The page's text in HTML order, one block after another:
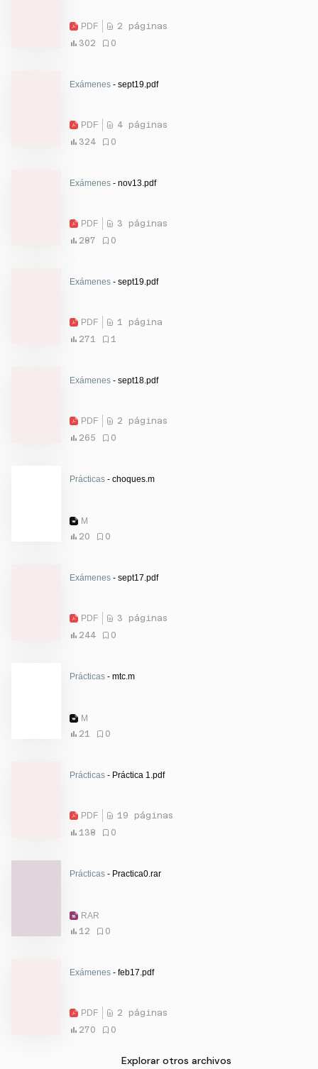
PDF
2 páginas
302
0
Exámenes - sept19.pdf
PDF
4 páginas
324
0
Exámenes - nov13.pdf
PDF
3 páginas
287
0
Exámenes - sept19.pdf
PDF
1 página
271
1
Exámenes - sept18.pdf
PDF
2 páginas
265
0
Prácticas - choques.m
M
20
0
Exámenes - sept17.pdf
PDF
3 páginas
244
0
Prácticas - mtc.m
M
21
0
Prácticas - Práctica 1.pdf
PDF
19 páginas
138
0
Prácticas - Practica0.rar
RAR
12
0
Exámenes - feb17.pdf
PDF
2 páginas
270
0
Explorar otros archivos